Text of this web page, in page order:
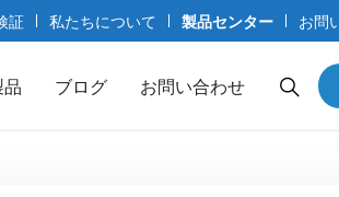
証 私たちについて 製品センター お問
ブログ お問い合わせ